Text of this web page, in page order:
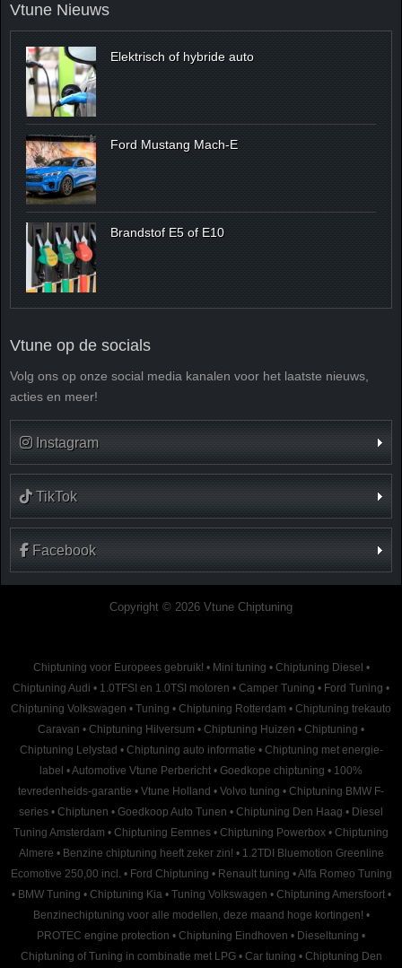
Vtune Nieuws
Elektrisch of hybride auto
Ford Mustang Mach-E
Brandstof E5 of E10
Vtune op de socials
Volg ons op onze social media kanalen voor het laatste nieuws,
acties en meer!
Instagram
TikTok
Facebook
Copyright © 2026 Vtune Chiptuning
Chiptuning voor Europees gebruik! • Mini tuning • Chiptuning Diesel •
Chiptuning Audi • 1.0TFSI en 1.0TSI motoren • Camper Tuning • Ford Tuning •
Chiptuning Volkswagen • Tuning • Chiptuning Rotterdam • Chiptuning trekauto
Caravan • Chiptuning Hilversum • Chiptuning Huizen • Chiptuning •
Chiptuning Lelystad • Chiptuning auto informatie • Chiptuning met energie-
label •Automotive Vtune Perbericht • Goedkope chiptuning • 100%
tevredenheids-garantie • Vtune Holland • Volvo tuning • Chiptuning BMW F-
series • Chiptunen • Goedkoop Auto Tunen • Chiptuning Den Haag • Diesel
Tuning Amsterdam • Chiptuning Eemnes • Chiptuning Powerbox • Chiptuning
Almere • Benzine chiptuning heeft zeker zin! • 1.2TDI Bluemotion Greenline
Ecomotive 250,00 incl. • Ford Chiptuning • Renault tuning •Alfa Romeo Tuning
• BMW Tuning • Chiptuning Kia • Tuning Volkswagen • Chiptuning Amersfoort •
Benzinechiptuning voor alle modellen, deze maand hoge kortingen! •
PROTEC engine protection • Chiptuning Eindhoven • Dieseltuning •
Chiptuning of Tuning in combinatie met LPG • Car tuning • Chiptuning Den